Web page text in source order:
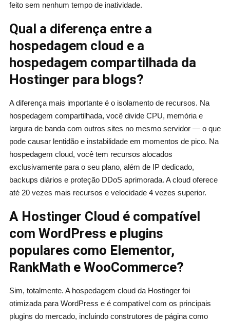
feito sem nenhum tempo de inatividade.
Qual a diferença entre a
hospedagem cloud e a
hospedagem compartilhada da
Hostinger para blogs?
A diferença mais importante é o isolamento de recursos. Na
hospedagem compartilhada, você divide CPU, memória e
largura de banda com outros sites no mesmo servidor — o que
pode causar lentidão e instabilidade em momentos de pico. Na
hospedagem cloud, você tem recursos alocados
exclusivamente para o seu plano, além de IP dedicado,
backups diários e proteção DDoS aprimorada. A cloud oferece
até 20 vezes mais recursos e velocidade 4 vezes superior.
A Hostinger Cloud é compatível
com WordPress e plugins
populares como Elementor,
RankMath e WooCommerce?
Sim, totalmente. A hospedagem cloud da Hostinger foi
otimizada para WordPress e é compatível com os principais
plugins do mercado, incluindo construtores de página como